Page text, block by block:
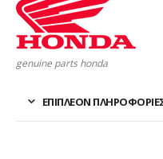
genuine parts honda
ΕΠΙΠΛΈΟΝ